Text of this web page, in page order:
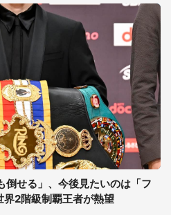
倒せる」、今後見たいのは「フ
界2階級制覇王者が熱望